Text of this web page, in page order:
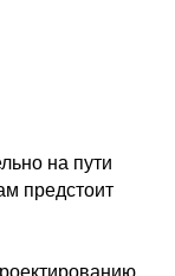
на пути
предстоит